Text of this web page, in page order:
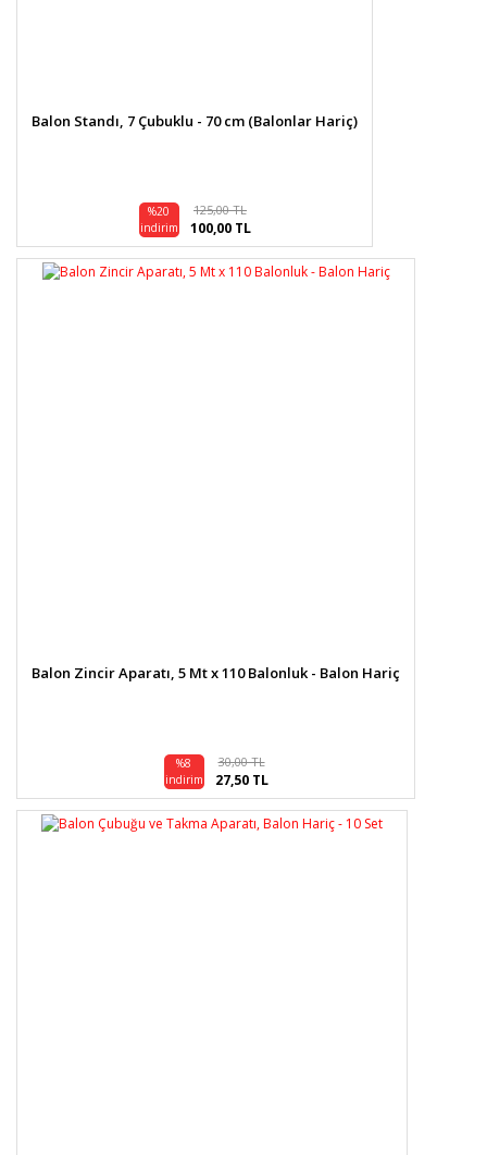
Balon Standı, 7 Çubuklu - 70 cm (Balonlar Hariç)
%20
indirim
125,00 TL
100,00 TL
Balon Zincir Aparatı, 5 Mt x 110 Balonluk - Balon Hariç
%8
indirim
30,00 TL
27,50 TL